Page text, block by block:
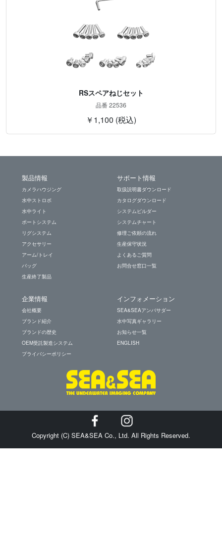
RSスペアねじセット
品番 22536
￥1,100 (税込)
製品情報
カメラハウジング
水中ストロボ
水中ライト
ポートシステム
リグシステム
アクセサリー
アーム/トレイ
バッグ
生産終了製品
サポート情報
取扱説明書ダウンロード
カタログダウンロード
システムビルダー
システムチャート
修理ご依頼の流れ
生産保守状況
よくあるご質問
お問合せ窓口一覧
企業情報
会社概要
ブランド紹介
ブランドの歴史
OEM受託製造システム
プライバシーポリシー
インフォメーション
SEA&SEAアンバサダー
水中写真ギャラリー
お知らせ一覧
ENGLISH
Copyright (C) SEA&SEA Co., Ltd. All Rights Reserved.